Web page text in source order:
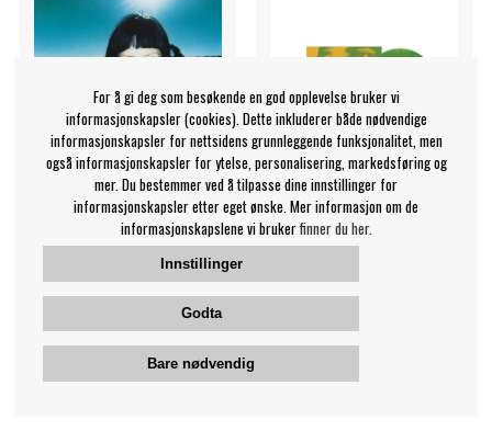
Kent - Hagnesta Hill
189 NOK
CD
OVERVÅK
Radio Retaliation
279 NOK
KJØP
For å gi deg som besøkende en god opplevelse bruker vi
informasjonskapsler (cookies). Dette inkluderer både nødvendige
informasjonskapsler for nettsidens grunnleggende funksjonalitet, men
også informasjonskapsler for ytelse, personalisering, markedsføring og
mer. Du bestemmer ved å tilpasse dine innstillinger for
informasjonskapsler etter eget ønske. Mer informasjon om de
informasjonskapslene vi brukerfinner du her.
Innstillinger
Godta
Bare nødvendig